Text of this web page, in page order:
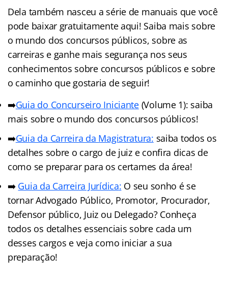
Dela também nasceu a série de manuais que você
pode baixar gratuitamente aqui! Saiba mais sobre
o mundo dos concursos públicos, sobre as
carreiras e ganhe mais segurança nos seus
conhecimentos sobre concursos públicos e sobre
o caminho que gostaria de seguir!
➡️Guia do Concurseiro Iniciante(Volume 1): saiba
mais sobre o mundo dos concursos públicos!
➡️Guia da Carreira da Magistratura: saiba todos os
detalhes sobre o cargo de juiz e confira dicas de
como se preparar para os certames da área!
➡️ Guia da Carreira Jurídica: O seu sonho é se
tornar Advogado Público, Promotor, Procurador,
Defensor público, Juiz ou Delegado? Conheça
todos os detalhes essenciais sobre cada um
desses cargos e veja como iniciar a sua
preparação!